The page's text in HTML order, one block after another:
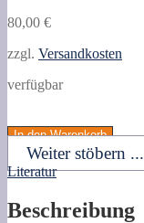
80,00 €
zzgl. Versandkosten
verfügbar
Francesco.
Raccolta
delle
Poesie.
In den Warenkorb
Weiter stöbern ...
Literatur
Beschreibung